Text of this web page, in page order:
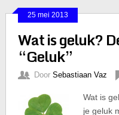
25 mei 2013
Wat is geluk?
“Geluk”
Door Sebastiaan Vaz
Wat is
je geluk